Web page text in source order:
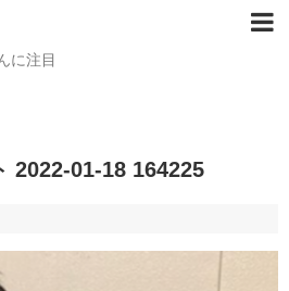
に注目
2022-01-18 164225